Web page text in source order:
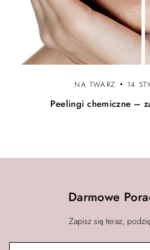
NA TWARZ 14
Peelingi chemiczne –
Darmowe
Zapisz się teraz,